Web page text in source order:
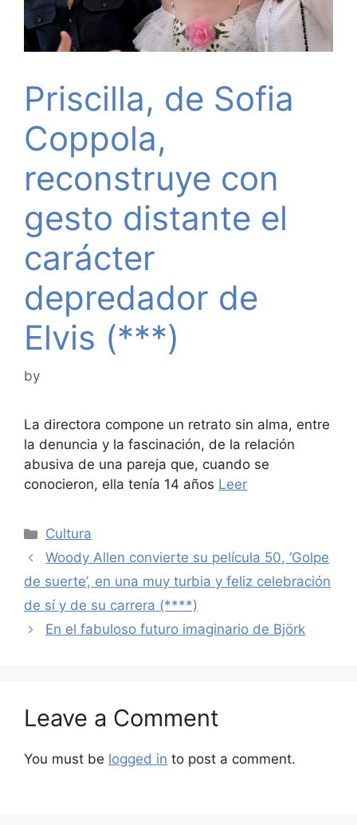
Priscilla, de Sofia
Coppola,
reconstruye con
gesto distante el
carácter
depredador de
Elvis (***)
by
La directora compone un retrato sin alma, entre
la denuncia y la fascinación, de la relación
abusiva de una pareja que, cuando se
conocieron, ella tenía 14 años Leer
Categories
Cultura
Woody Allen convierte su película 50, ‘Golpe
de suerte’, en una muy turbia y feliz celebración
de sí y de su carrera (****)
En el fabuloso futuro imaginario de Björk
Leave a Comment
You must be logged in to post a comment.